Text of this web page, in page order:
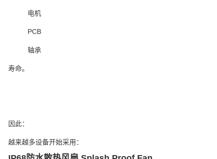
电机
PCB
轴承
寿命。
因此：
越来越多设备开始采用：